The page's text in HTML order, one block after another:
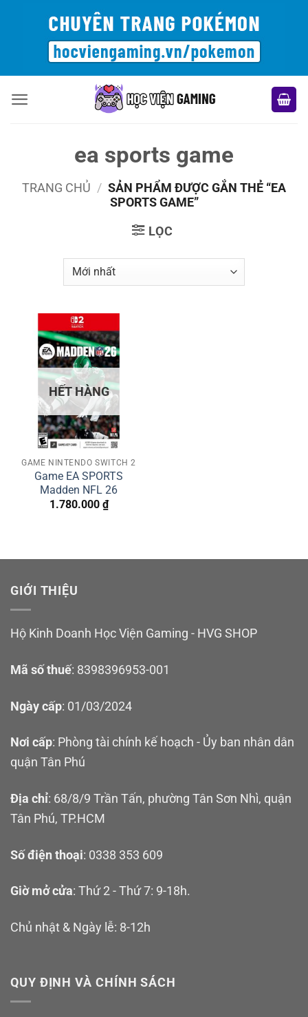
ea sports game
TRANG CHỦ / SẢN PHẨM ĐƯỢC GẮN THẺ “EA
SPORTS GAME”
LỌC
HẾT HÀNG
GAME NINTENDO SWITCH 2
Game EA SPORTS
Madden NFL 26
1.780.000 ₫
GIỚI THIỆU
Hộ Kinh Doanh Học Viện Gaming - HVG SHOP
Mã số thuế: 8398396953-001
Ngày cấp: 01/03/2024
Nơi cấp: Phòng tài chính kế hoạch - Ủy ban nhân dân
quận Tân Phú
Địa chỉ: 68/8/9 Trần Tấn, phường Tân Sơn Nhì, quận
Tân Phú, TP.HCM
Số điện thoại: 0338 353 609
Giờ mở cửa: Thứ 2 - Thứ 7: 9-18h.
Chủ nhật & Ngày lễ: 8-12h
QUY ĐỊNH VÀ CHÍNH SÁCH